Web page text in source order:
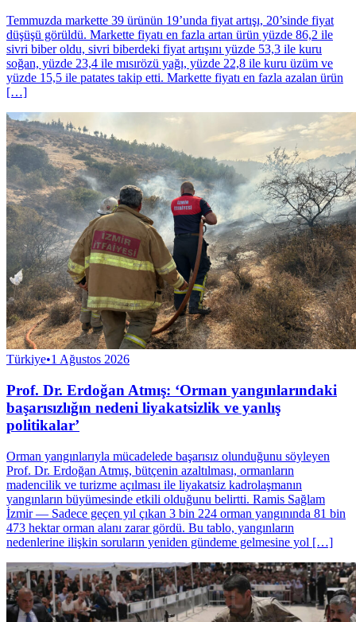
Temmuzda markette 39 ürünün 19’unda fiyat artışı, 20’sinde fiyat
düşüşü görüldü. Markette fiyatı en fazla artan ürün yüzde 86,2 ile
sivri biber oldu, sivri biberdeki fiyat artışını yüzde 53,3 ile kuru
soğan, yüzde 23,4 ile mısırözü yağı, yüzde 22,8 ile kuru üzüm ve
yüzde 15,5 ile patates takip etti. Markette fiyatı en fazla azalan ürün
[…]
Türkiye•1 Ağustos 2026
Prof. Dr. Erdoğan Atmış: ‘Orman yangınlarındaki
başarısızlığın nedeni liyakatsizlik ve yanlış
politikalar’
Orman yangınlarıyla mücadelede başarısız olunduğunu söyleyen
Prof. Dr. Erdoğan Atmış, bütçenin azaltılması, ormanların
madencilik ve turizme açılması ile liyakatsiz kadrolaşmanın
yangınların büyümesinde etkili olduğunu belirtti. Ramis Sağlam
İzmir — Sadece geçen yıl çıkan 3 bin 224 orman yangınında 81 bin
473 hektar orman alanı zarar gördü. Bu tablo, yangınların
nedenlerine ilişkin soruların yeniden gündeme gelmesine yol […]